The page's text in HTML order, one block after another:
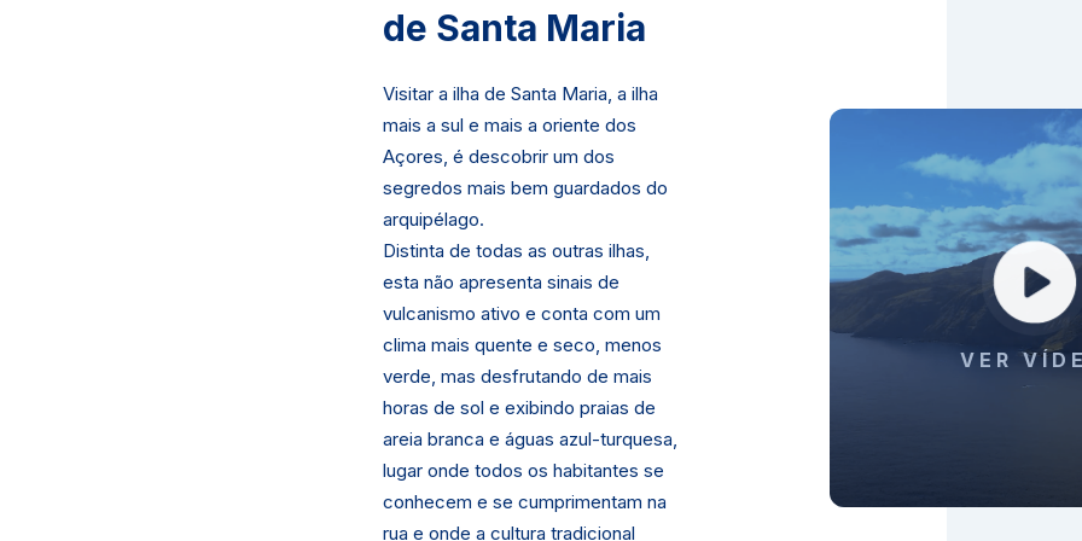
de Santa Maria
Visitar a ilha de Santa Maria, a ilha
mais a sul e mais a oriente dos
Açores, é descobrir um dos
segredos mais bem guardados do
arquipélago.
Distinta de todas as outras ilhas,
esta não apresenta sinais de
vulcanismo ativo e conta com um
clima mais quente e seco, menos
verde, mas desfrutando de mais
horas de sol e exibindo praias de
areia branca e águas azul-turquesa,
lugar onde todos os habitantes se
conhecem e se cumprimentam na
rua e onde a cultura tradicional
VER